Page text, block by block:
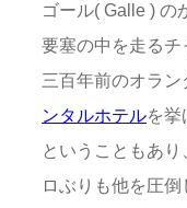
ゴール( Galle ) の
要塞の中を走る
三百年前のオラ
ンタルホテルを
ということもあ
ロぶりも他を圧倒